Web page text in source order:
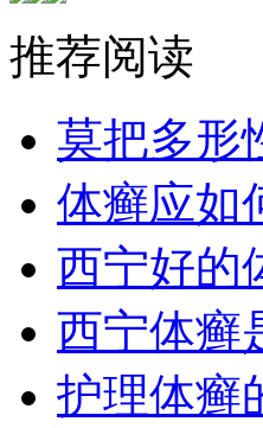
推荐阅读
莫把多形
体癣应如
西宁好的
西宁体癣
护理体癣